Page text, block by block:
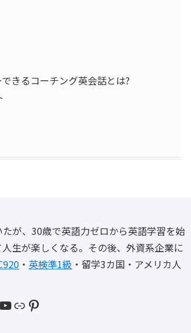
きるコーチング英会話とは?
が、30歳で英語力ゼロから英語学習を始
生が楽しくなる。その後、外資系企業に
・ 英検準1級 ・留学3カ国・アメリカ人
YouTube リンクPinterest